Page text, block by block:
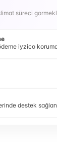
süreci
iyzico
destek